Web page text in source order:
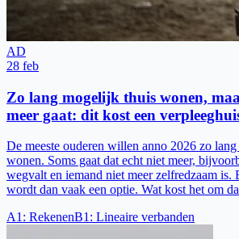
AD
28 feb
Zo lang mogelijk thuis wonen,
meer gaat: dit kost een
De meeste ouderen willen anno 2026 zo
wonen. Soms gaat dat echt niet meer,
wegvalt en iemand niet meer zelfredzaam is.
wordt dan vaak een optie. Wat kost het om
A1 : RekenenB1 : Lineaire verbanden